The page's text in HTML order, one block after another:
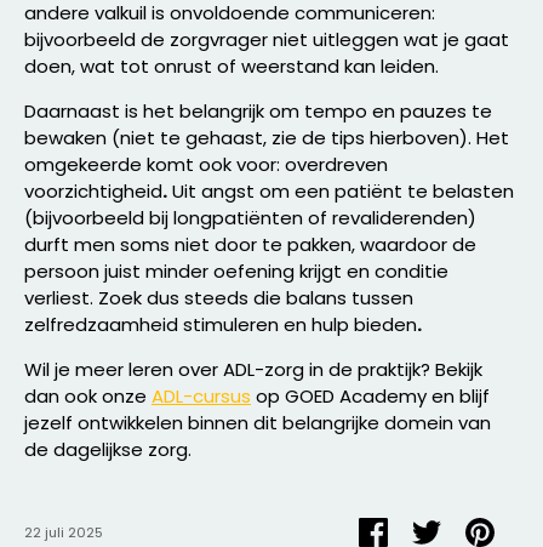
andere valkuil is onvoldoende communiceren:
bijvoorbeeld de zorgvrager niet uitleggen wat je gaat
doen, wat tot onrust of weerstand kan leiden.
Daarnaast is het belangrijk om tempo en pauzes te
bewaken (niet te gehaast, zie de tips hierboven). Het
omgekeerde komt ook voor: overdreven
voorzichtigheid.Uit angst om een patiënt te belasten
(bijvoorbeeld bij longpatiënten of revaliderenden)
durft men soms niet door te pakken, waardoor de
persoon juist minder oefening krijgt en conditie
verliest. Zoek dus steeds die balans tussen
zelfredzaamheid stimuleren en hulp bieden.
Wil je meer leren over ADL-zorg in de praktijk? Bekijk
dan ook onze ADL-cursus op GOED Academy en blijf
jezelf ontwikkelen binnen dit belangrijke domein van
de dagelijkse zorg.
22 juli 2025 Deel TweetPin